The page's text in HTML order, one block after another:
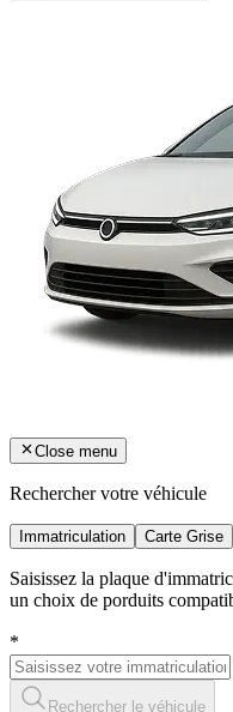
Close menu
Rechercher votre véhicule
Immatriculation Carte Grise
Saisissez la plaque
un choix de porduits
*
Rechercher le véhicule